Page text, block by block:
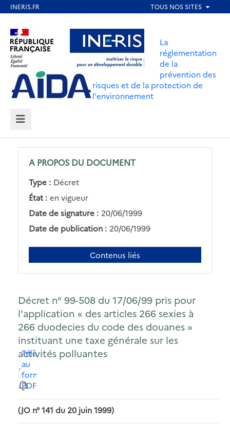
contenu
principal
Aller au contenu Aller au menu
Aller au pied de page
La
réglementation
de la
prévention des
risques et de la protection de
l'environnement
MENU
A PROPOS DU DOCUMENT
Type : Décret
État : en vigueur
Date de signature : 20/06/1999
Date de publication : 20/06/1999
Contenus liés
Décret n° 99-508 du 17/06/99 pris pour
l'application « des articles 266 sexies à
266 duodecies du code des douanes »
instituant une taxe générale sur les
activités polluantes
Télécharger
au
format
PDF
(JO n° 141 du 20 juin 1999)